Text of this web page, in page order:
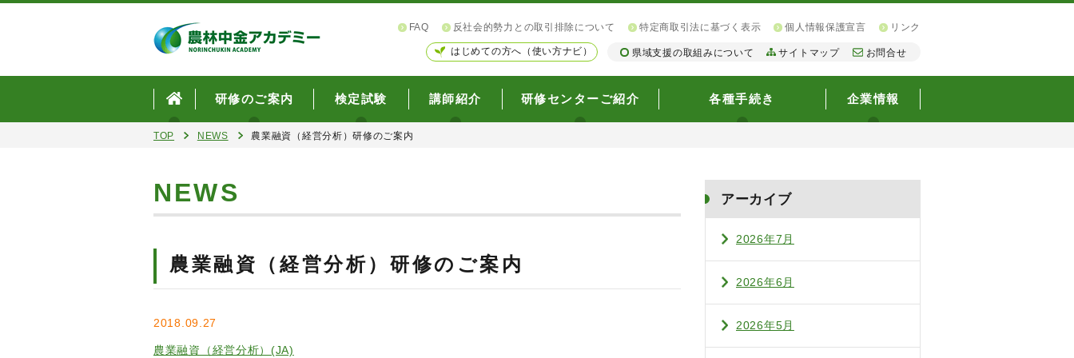
FAQ 反社会的勢力との取引排除について 特定商取引法に基づく表示 個人情報保護宣言 リンク
はじめての方へ（使い方ナビ） 県域支援の取組みについて サイトマップ お問合せ
研修のご案内 検定試験 講師紹介 研修センターご紹介 各種手続き 企業情報
TOP NEWS 農業融資（経営分析）研修のご案内
NEWS
農業融資（経営分析）研修のご案内
2018.09.27
農業融資（経営分析）(JA)
アーカイブ
2026年7月
2026年6月
2026年5月